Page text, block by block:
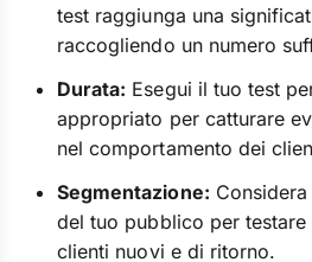
test raggiunga una
raccogliendo un numero
Durata: Esegui il tuo test
appropriato per catturare
nel comportamento dei
Segmentazione:
del tuo pubblico per
clienti nuovi e di ritorno.